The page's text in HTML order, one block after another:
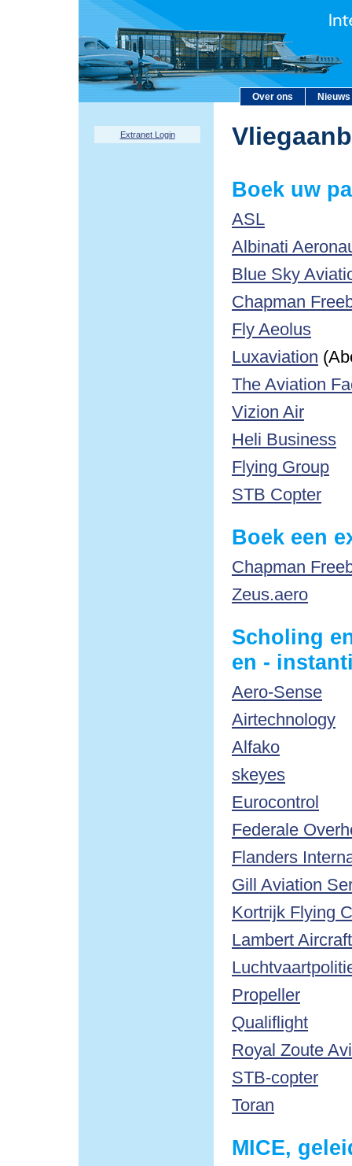
Over ons Nieuws
Extranet Login
Boek uw
ASL
Albinati
Blue Sky
Chapman
Fly Aeolus
Luxaviation
The Aviation
Vizion Air
Heli Business
Flying Group
STB Copter
Boek een
Chapman
Zeus.aero
Scholing
en -
Aero-Sense
Airtechnology
Alfako
skeyes
Eurocontrol
Federale
Flanders
Gill Aviation
Kortrijk Flying
Lambert
Propeller
Qualiflight
Royal Zoute
STB-copter
Toran
MICE,